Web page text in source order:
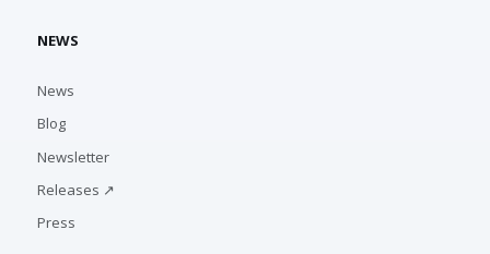
NEWS
News
Blog
Newsletter
Releases ↗
Press